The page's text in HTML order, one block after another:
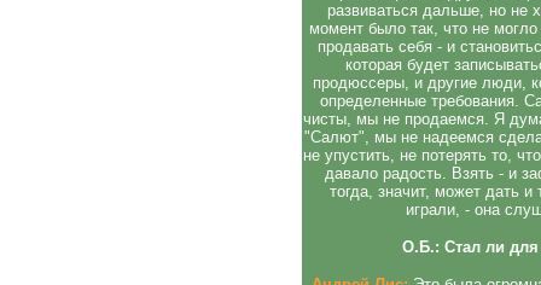
развиваться дальше, но не
момент было так, что не
продавать себя - и
которая будет
продюссеры, и другие люди,
определенные требования.
чисты, мы не продаемся. Я
"Салют", мы не надеемся
не упустить, не потерять то,
давало радость. Взять - и
тогда, значит, может дать
играли, - она
О.Б.: Стал ли для